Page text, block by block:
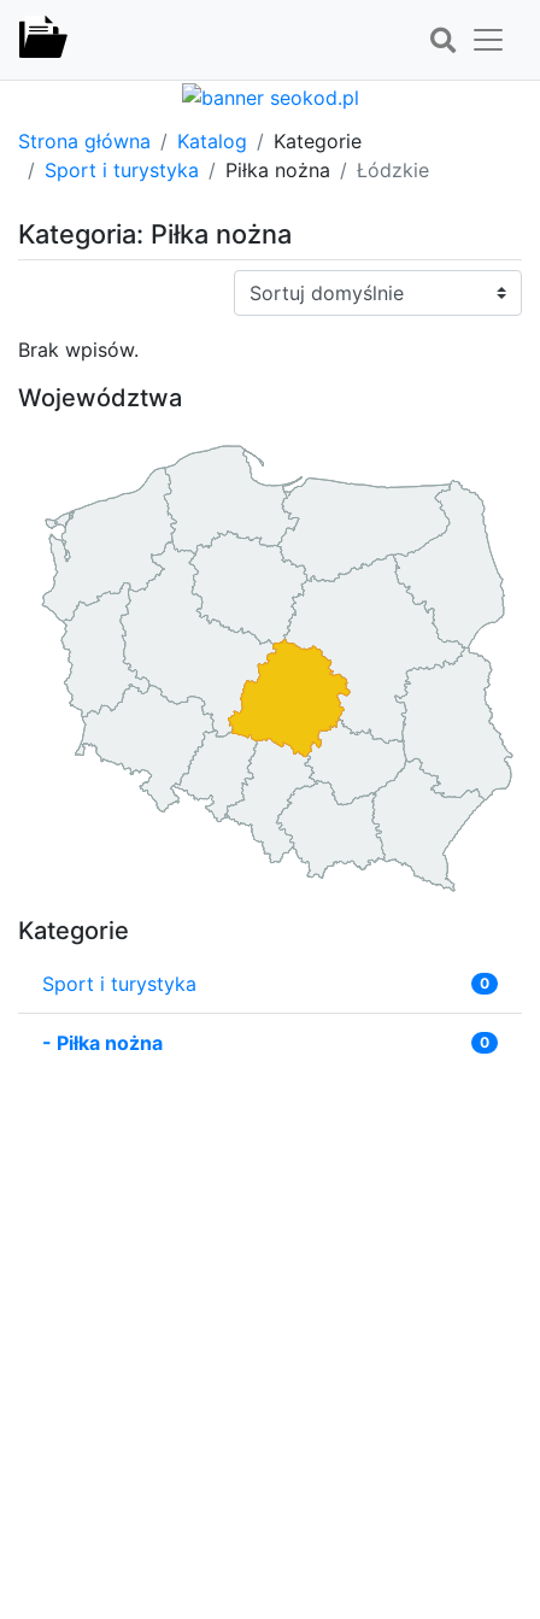
Strona główna Katalog
Kategorie
Sport i turystyka
Piłka nożna Łódzkie
Kategoria: Piłka nożna
Sortuj:
Brak wpisów.
Województwa
Kategorie
Sport i turystyka 0
- Piłka nożna 0